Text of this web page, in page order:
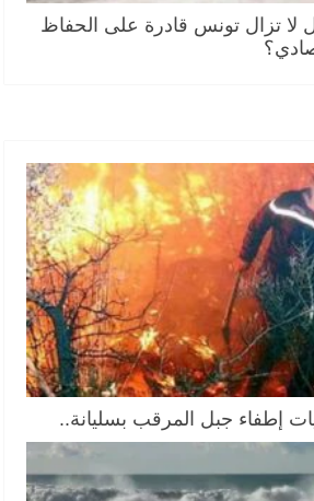
لا تزال تونس قادرة على الحفاظ
إطفاء جبل المرقب بسليانة..